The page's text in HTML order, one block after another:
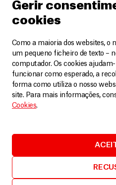
Gerir
cookies
Como a maioria dos websites, o
um pequeno ficheiro de texto –
computador. Os cookies
funcionar como esperado, a
forma como utiliza o nosso
site. Para mais informações,
Cookies.